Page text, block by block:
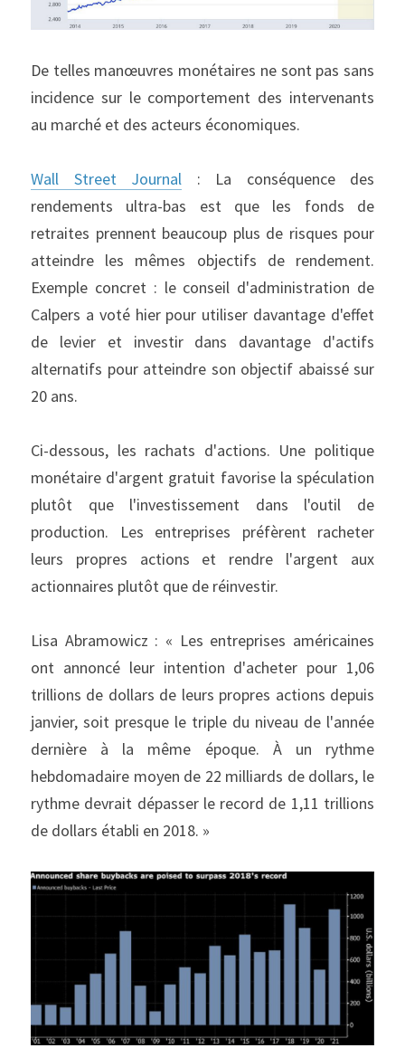
De telles manœuvres monétaires ne sont pas sans
incidence sur le comportement des intervenants
au marché et des acteurs économiques.
Wall Street Journal : La conséquence des
rendements ultra-bas est que les fonds de
retraites prennent beaucoup plus de risques pour
atteindre les mêmes objectifs de rendement.
Exemple concret : le conseil d'administration de
Calpers a voté hier pour utiliser davantage d'effet
de levier et investir dans davantage d'actifs
alternatifs pour atteindre son objectif abaissé sur
20 ans.
Ci-dessous, les rachats d'actions. Une politique
monétaire d'argent gratuit favorise la spéculation
plutôt que l'investissement dans l'outil de
production. Les entreprises préfèrent racheter
leurs propres actions et rendre l'argent aux
actionnaires plutôt que de réinvestir.
Lisa Abramowicz : « Les entreprises américaines
ont annoncé leur intention d'acheter pour 1,06
trillions de dollars de leurs propres actions depuis
janvier, soit presque le triple du niveau de l'année
dernière à la même époque. À un rythme
hebdomadaire moyen de 22 milliards de dollars, le
rythme devrait dépasser le record de 1,11 trillions
de dollars établi en 2018. »